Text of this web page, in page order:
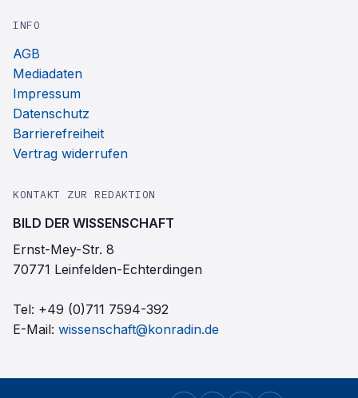
INFO
AGB
Mediadaten
Impressum
Datenschutz
Barrierefreiheit
Vertrag widerrufen
KONTAKT ZUR REDAKTION
BILD DER WISSENSCHAFT
Ernst-Mey-Str. 8
70771 Leinfelden-Echterdingen
Tel: +49 (0)711 7594-392
E-Mail: wissenschaft@konradin.de